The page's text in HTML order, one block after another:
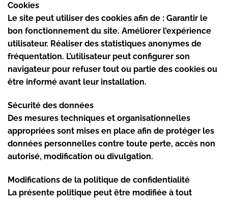
Cookies
Le site peut utiliser des cookies afin de : Garantir le
bon fonctionnement du site. Améliorer l’expérience
utilisateur. Réaliser des statistiques anonymes de
fréquentation. L’utilisateur peut configurer son
navigateur pour refuser tout ou partie des cookies ou
être informé avant leur installation.
Sécurité des données
Des mesures techniques et organisationnelles
appropriées sont mises en place afin de protéger les
données personnelles contre toute perte, accès non
autorisé, modification ou divulgation.
Modifications de la politique de confidentialité
La présente politique peut être modifiée à tout